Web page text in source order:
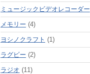
ミュージックビデオレコーダー
メモリー (4)
ヨシノクラフト (1)
ラグビー (2)
ラジオ (11)